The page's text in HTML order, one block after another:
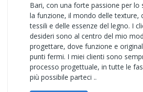
Bari, con una forte passione per lo
la funzione, il mondo delle texture,
tessili e delle essenze del legno. I
desideri sono al centro del mio
progettare, dove funzione e
punti fermi. I miei clienti sono
processo progettuale, in tutte le
più possibile parteci ..